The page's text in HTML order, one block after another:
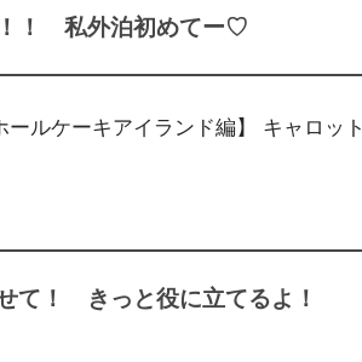
！ 私外泊初めてー♡
ールケーキアイランド編】 キャロット
て！ きっと役に立てるよ！